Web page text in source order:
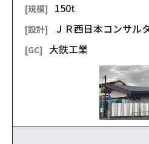
150t
ＪＲ西日本コンサル
大鉄工業